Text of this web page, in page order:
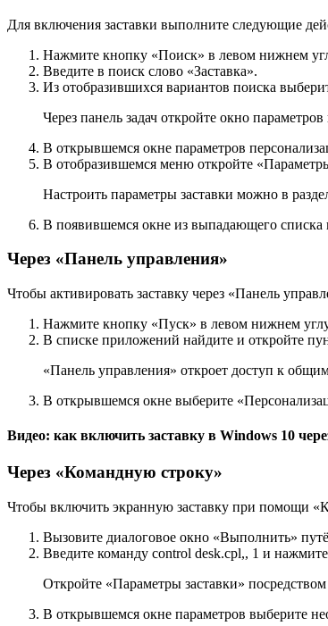
Для включения заставки выполните следующие
Нажмите кнопку «Поиск» в левом нижнем
Введите в поиск слово «Заставка».
Из отобразившихся вариантов поиска
Через панель задач откройте окно
В открывшемся окне параметров
В отобразившемся меню откройте
Настроить параметры заставки можно в
В появившемся окне из выпадающего
Через «Панель управления»
Чтобы активировать заставку через «Панель
Нажмите кнопку «Пуск» в левом нижнем
В списке приложений найдите и откройте
«Панель управления» откроет доступ к
В открывшемся окне выберите
Видео: как включить заставку в Windows 10
Через «Командную строку»
Чтобы включить экранную заставку при помощи
Вызовите диалоговое окно «Выполнить»
Введите команду control desk.cpl,, 1 и
Откройте «Параметры заставки»
В открывшемся окне параметров выберите